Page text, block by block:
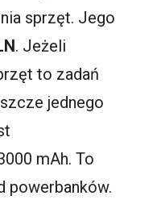
sprzęt. Jego
. Jeżeli
to zadań
jednego
mAh. To
powerbanków.